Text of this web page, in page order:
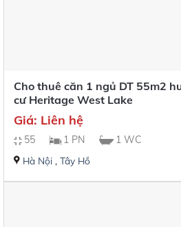
Cho thuê căn 1 ngủ DT 55m2
cư Heritage West Lake
Giá: Liên hệ
55 1 PN 1 WC
Hà Nội, Tây Hồ